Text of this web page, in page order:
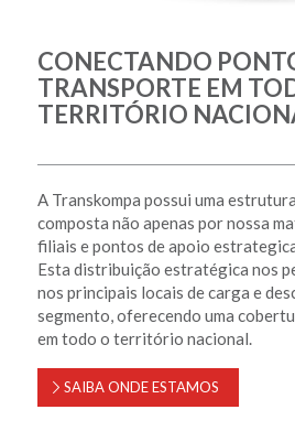
CONECTANDO
TRANSPORTE EM
TERRITÓRIO
A Transkompa possui uma
composta não apenas por nossa
filiais e pontos de apoio
Esta distribuição estratégica nos
nos principais locais de carga e
segmento, oferecendo uma
em todo o território nacional.
SAIBA ONDE ESTAMOS